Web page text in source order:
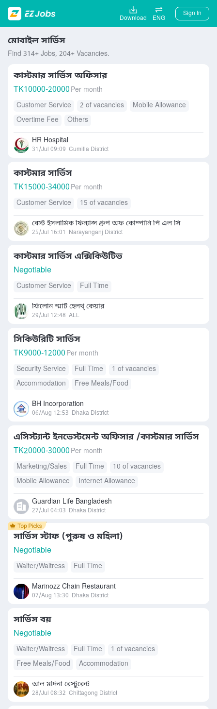
Download ENG
Sign In
মোবাইল সার্ভিস
Find 314+ Jobs, 204+ Vacancies.
কাস্টমার সার্ভিস অফিসার
TK10000-20000 Per month
Customer Service
2 of vacancies
Mobile Allowance
Overtime Fee
Others
HR Hospital
31/Jul 09:09 Cumilla District
কাস্টমার সার্ভিস
TK15000-34000 Per month
Customer Service
15 of vacancies
বেস্ট ইসলামিক ফিন্যান্স গ্রুপ অফ কোম্পানি পি এল সি
25/Jul 16:01 Narayanganj District
কাস্টমার সার্ভিস এক্সিকিউটিভ
Negotiable
Customer Service Full Time
ফিলোন স্মার্ট হেলথ্ কেয়ার
29/Jul 12:48 ALL
সিকিউরিটি সার্ভিস
TK9000-12000 Per month
Security Service
Full Time
1 of vacancies
Accommodation
Free Meals/Food
BH Incorporation
06/Aug 12:53 Dhaka District
এসিস্ট্যান্ট ইনভেস্টমেন্ট অফিসার /কাস্টমার সার্ভিস
TK20000-30000 Per month
Marketing/Sales
Full Time
10 of vacancies
Mobile Allowance
Internet Allowance
Guardian Life Bangladesh
27/Jul 04:03 Dhaka District
সার্ভিস স্টাফ (পুরুষ ও মহিলা)
Negotiable
Waiter/Waitress Full Time
Marinozz Chain Restaurant
07/Aug 13:30 Dhaka District
সার্ভিস বয়
Negotiable
Waiter/Waitress Full Time
1 of vacancies
Free Meals/Food
Accommodation
আল মদিনা রেস্টুরেন্ট
28/Jul 08:32 Chittagong District